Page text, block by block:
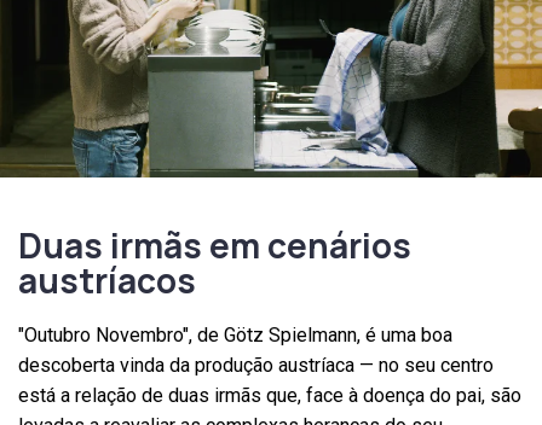
Duas irmãs em cenários
austríacos
"Outubro Novembro", de Götz Spielmann, é uma boa
descoberta vinda da produção austríaca — no seu centro
está a relação de duas irmãs que, face à doença do pai, são